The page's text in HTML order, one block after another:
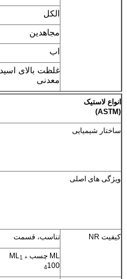
الکل
مجاهدین
اب
غلظت بالای اسید
معدنی
کاربرد
انواع لاستیک
(ASTM)
ساختار شیمیایی
ویژگی های اصلی
کیفیت NR تناسب، قسمت
ML چسب ML
1 +
4100